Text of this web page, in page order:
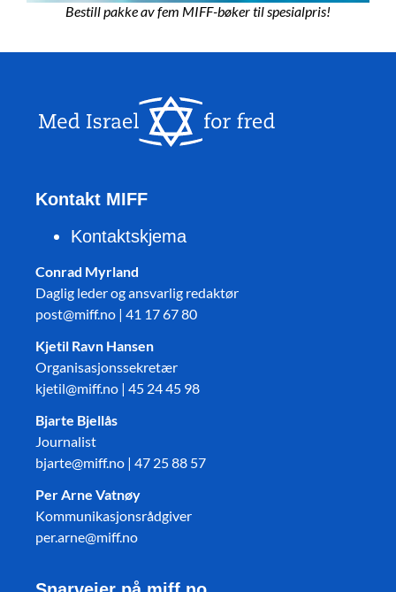
Bestill pakke av fem MIFF-bøker til spesialpris!
Kontakt MIFF
Kontaktskjema
Conrad Myrland
Daglig leder og ansvarlig redaktør
post@miff.no | 41 17 67 80
Kjetil Ravn Hansen
Organisasjonssekretær
kjetil@miff.no | 45 24 45 98
Bjarte Bjellås
Journalist
bjarte@miff.no | 47 25 88 57
Per Arne Vatnøy
Kommunikasjonsrådgiver
per.arne@miff.no